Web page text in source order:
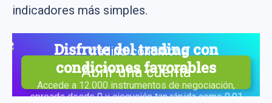
indicadores más simples.
Disfrute del trading con
condiciones favorables
Accede a 12.000 instrumentos de negociación,
spreads desde 0 y ejecución tan rápida como 0,01
Abrir una cuenta